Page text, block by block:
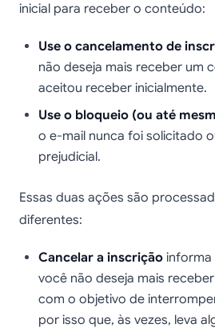
inicial para receber o conteúdo:
Use o cancelamento de
não deseja mais receber um
aceitou receber inicialmente.
Use o bloqueio (ou até
o e-mail nunca foi solicitado
prejudicial.
Essas duas ações são
diferentes:
Cancelar a inscrição informa
você não deseja mais
com o objetivo de
por isso que, às vezes, leva